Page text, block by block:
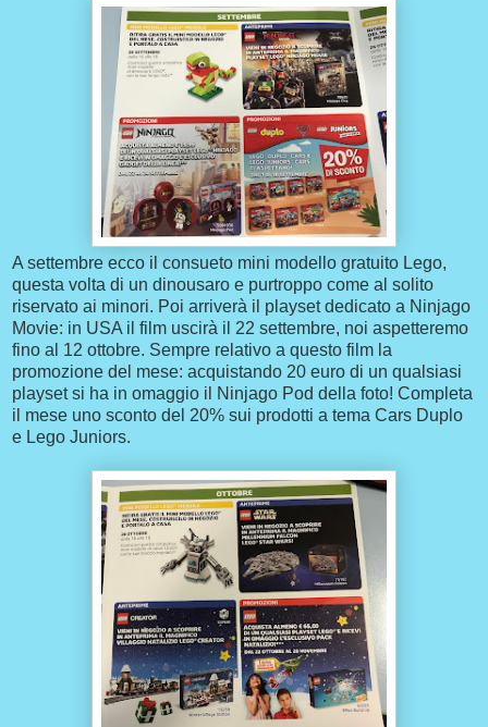
A settembre ecco il consueto mini modello gratuito Lego,
questa volta di un dinousaro e purtroppo come al solito
riservato ai minori. Poi arriverà il playset dedicato a Ninjago
Movie: in USA il film uscirà il 22 settembre, noi aspetteremo
fino al 12 ottobre. Sempre relativo a questo film la
promozione del mese: acquistando 20 euro di un qualsiasi
playset si ha in omaggio il Ninjago Pod della foto! Completa
il mese uno sconto del 20% sui prodotti a tema Cars Duplo
e Lego Juniors.